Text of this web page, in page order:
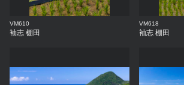
VM610
袖志 棚田
VM618
袖志 棚田